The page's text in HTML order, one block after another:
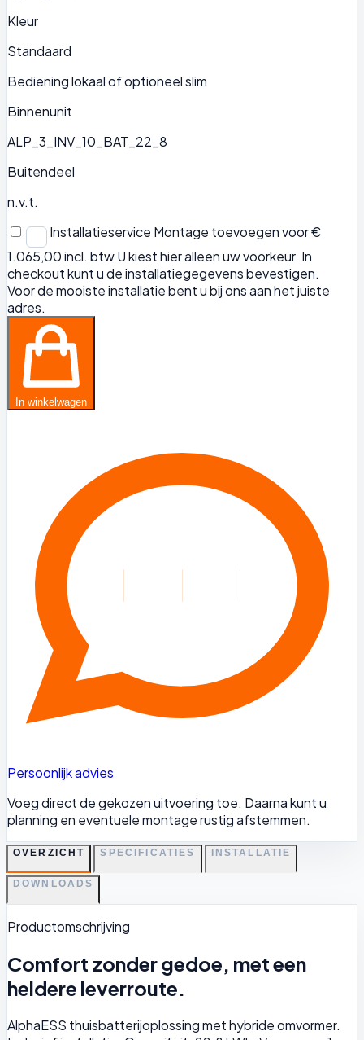
Kleur
Standaard
Bediening lokaal of optioneel slim
Binnenunit
ALP_3_INV_10_BAT_22_8
Buitendeel
n.v.t.
Installatieservice Montage toevoegen voor €
1.065,00 incl. btwU kiest hier alleen uw voorkeur. In
checkout kunt u de installatiegegevens bevestigen.
Voor de mooiste installatie bent u bij ons aan het juiste
adres.
In winkelwagen
Persoonlijk advies
Voeg direct de gekozen uitvoering toe. Daarna kunt u
planning en eventuele montage rustig afstemmen.
OVERZICHT SPECIFICATIES INSTALLATIE
DOWNLOADS
Productomschrijving
Comfort zonder gedoe, met een
heldere leverroute.
AlphaESS thuisbatterijoplossing met hybride omvormer.